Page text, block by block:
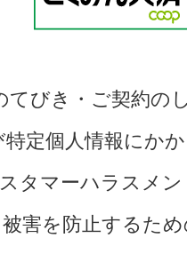
てびき・ご契約の
定個人情報にか
タマーハラスメ
害を防止するた